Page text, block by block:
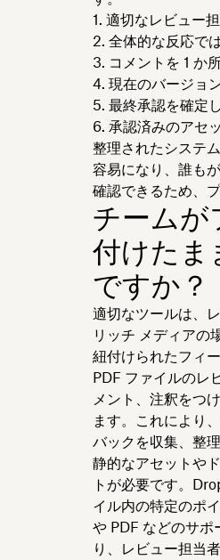
適切なレビュー
全体的な反応で
コメントを 1 か
現在のバージョ
最終承認を確定し
承認済みのアセ
整理されたシステ
容易になり、誰も
確認できるため、
チームが
付けたま
ですか？
適切なツールは、
リッチ メディアの
紐付けられたフィ
PDF ファイルのレ
メント、注釈をつ
ます。これにより
バックを収集、整
静的なアセットや
トが必要です。
イル内の特定のポ
や PDF などのサポ
り、レビュー担当